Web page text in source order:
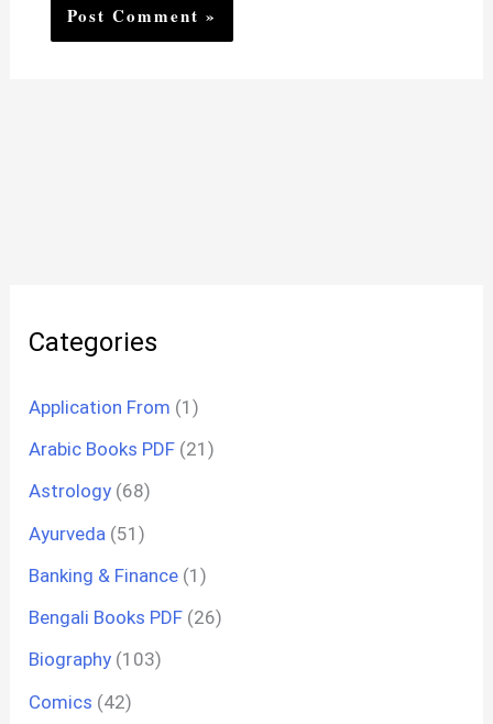
Categories
Application From (1)
Arabic Books PDF (21)
Astrology (68)
Ayurveda (51)
Banking & Finance (1)
Bengali Books PDF (26)
Biography (103)
Comics (42)